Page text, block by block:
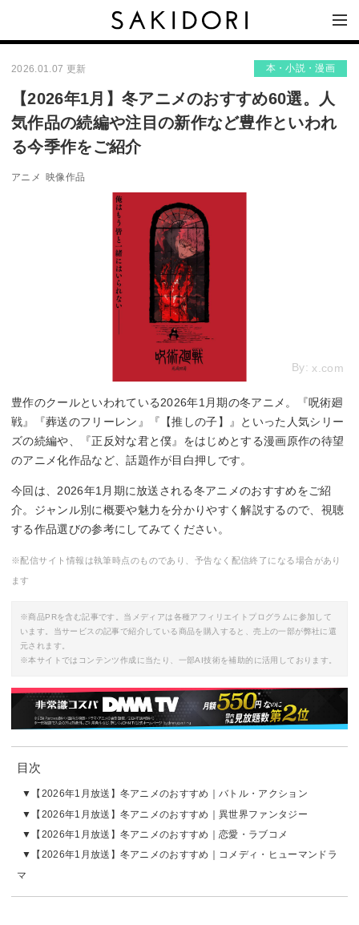
2026.01.07 更新 本・小説・漫画
【2026年1月】冬アニメのおすすめ60選。人
気作品の続編や注目の新作など豊作といわれ
る今季作をご紹介
アニメ 映像作品
By: x.com
豊作のクールといわれている2026年1月期の冬アニメ。『呪術廻
戦』『葬送のフリーレン』『【推しの子】』といった人気シリー
ズの続編や、『正反対な君と僕』をはじめとする漫画原作の待望
のアニメ化作品など、話題作が目白押しです。
今回は、2026年1月期に放送される冬アニメのおすすめをご紹
介。ジャンル別に概要や魅力を分かりやすく解説するので、視聴
する作品選びの参考にしてみてください。
※配信サイト情報は執筆時点のものであり、予告なく配信終了になる場合があり
ます
※商品PRを含む記事です。当メディアは各種アフィリエイトプログラムに参加して
います。当サービスの記事で紹介している商品を購入すると、売上の一部が弊社に還
元されます。
※本サイトではコンテンツ作成に当たり、一部AI技術を補助的に活用しております。
目次
【2026年1月放送】冬アニメのおすすめ｜バトル・アクション
【2026年1月放送】冬アニメのおすすめ｜異世界ファンタジー
【2026年1月放送】冬アニメのおすすめ｜恋愛・ラブコメ
【2026年1月放送】冬アニメのおすすめ｜コメディ・ヒューマンドラ
マ